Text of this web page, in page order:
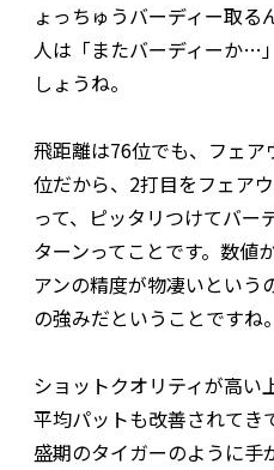
ょっちゅうバーディー取る
人は「またバーディーか…
しょうね。
飛距離は76位でも、フェ
位だから、2打目をフェア
って、ピッタリつけてバー
ターンってことです。数値
アンの精度が物凄いという
の強みだということですね。
ショットクオリティが高い
平均パットも改善されてき
盛期のタイガーのように手